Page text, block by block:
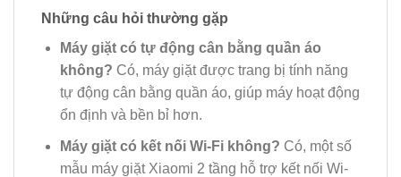
Những câu hỏi thường gặp
Máy giặt có tự động cân bằng quần áo
không? Có, máy giặt được trang bị tính năng
tự động cân bằng quần áo, giúp máy hoạt động
ổn định và bền bỉ hơn.
Máy giặt có kết nối Wi-Fi không? Có, một số
mẫu máy giặt Xiaomi 2 tầng hỗ trợ kết nối Wi-